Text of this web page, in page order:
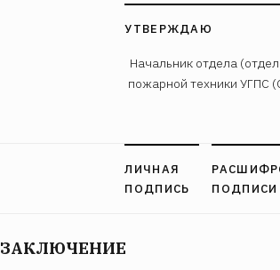
УТВЕРЖДАЮ
Начальник отдела
пожарной техники УГПС
ЛИЧНАЯ
ПОДПИСЬ
ПОДПИСИ
ЗАКЛЮЧЕНИЕ